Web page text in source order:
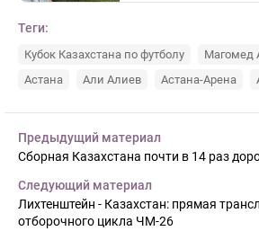
Теги:
Кубок Казахстана по футболу Магомед
Астана
Али Алиев Астана-Арена
Предыдущий материал
Сборная Казахстана почти в 14 раз
Следующий материал
Лихтенштейн - Казахстан: прямая
отборочного цикла ЧМ-26